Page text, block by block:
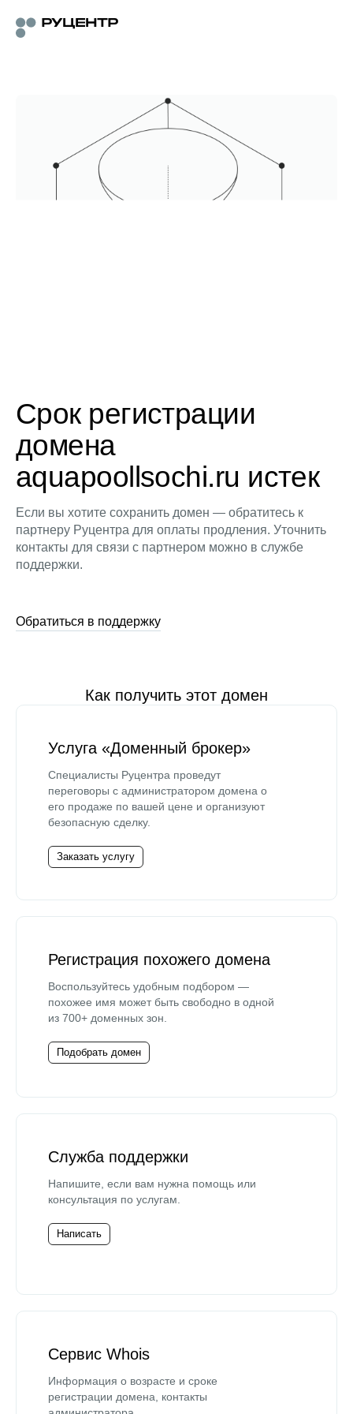
Срок регистрации
домена
aquapoollsochi.ru истек
Если вы хотите сохранить домен — обратитесь к
партнеру Руцентра для оплаты продления. Уточнить
контакты для связи с партнером можно в службе
поддержки.
Обратиться в поддержку
Как получить этот домен
Услуга «Доменный брокер»
Специалисты Руцентра проведут
переговоры с администратором домена о
его продаже по вашей цене и организуют
безопасную сделку.
Заказать услугу
Регистрация похожего домена
Воспользуйтесь удобным подбором —
похожее имя может быть свободно в одной
из 700+ доменных зон.
Подобрать домен
Служба поддержки
Напишите, если вам нужна помощь или
консультация по услугам.
Написать
Сервис Whois
Информация о возрасте и сроке
регистрации домена, контакты